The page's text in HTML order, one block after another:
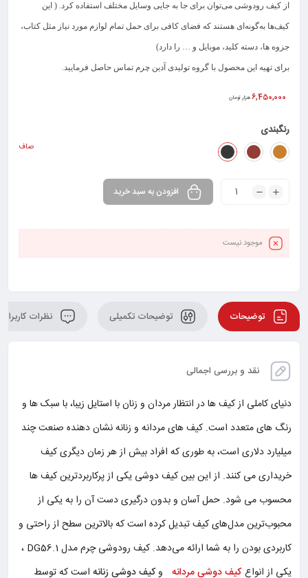
از کیف‌ رودوشی می‌توان برای جا به جایی وسایل مختلف استفاده کرد. ( این
کیف‌ها به‌گونه‌ای هستند که فضای کافی برای حمل تمام لوازم مورد نیاز مثل کتاب،
جزوه ها، دسته کلید، موبایل و … را دارد)
برای تهیه این محصول با گروه تولیدی آدین چرم تماس حاصل فرمایید.
6,450,000 هزار تومان
رنگبندی
صاف
افزودن به سبد خرید
موجود نیست
توضیحات توضیحات تکمیلی نظرات کاربران
نقد و بررسی اجمالی
دنیای کاملی از کیف ها در انتظار مردان و زنان با استایل زیبا، با سبک ها و
رنگ های متعدد است. کیف های مردانه و زنانه نشان دهنده صنعت چند
میلیارد دلاری است، به طوری که افراد بیش از هر زمان دیگری کیف
خریداری می کنند. از این بین کیف دوشی یکی از پرکاربردترین کیف ها
محسوب می شود. حمل آسان و بدون درگیری دست آن را به یکی از
محبوب‌ترین مدل‌های کیف تبدیل کرده است که بالاترین سطح از راحتی و
کاربردی بودن را به شما ارائه می‌دهد. کیف رودوشی چرم مدل DG56.1 ،
یکی از انواع کیف دوشی مردانه وکیف دوشی زنانه است که توسط